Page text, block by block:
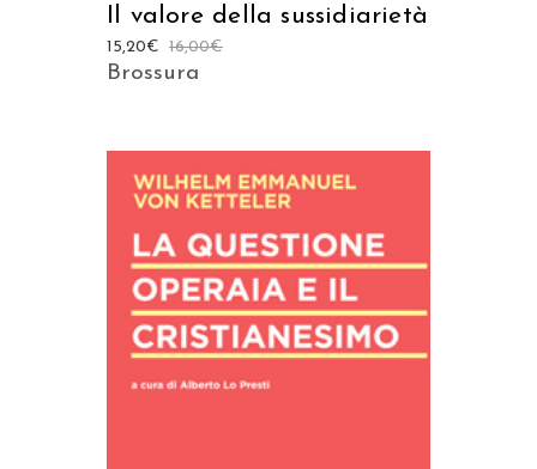
Il valore della sussidiarietà
16,00€
15,20€
Brossura